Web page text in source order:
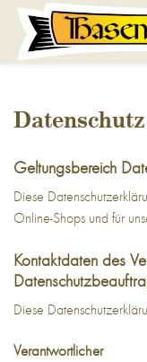
Datenschutz
Geltungsbereich
Diese
Online-Shops und für
Kontaktdaten des
Diese
Verantwortlicher